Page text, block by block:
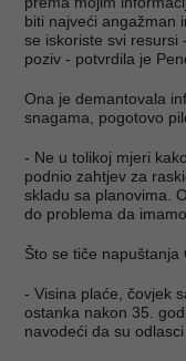
biti najveći angažman
se iskoriste svi resursi
poziv - potvrdila je
Ona je demantovala
snagama, pogotovo
- Ne u tolikoj mjeri
podnio zahtjev za
skladu sa planovima.
do problema da
Što se tiče napuštanja
- Visina plaće, čovjek
ostanka nakon 35.
navodeći da su